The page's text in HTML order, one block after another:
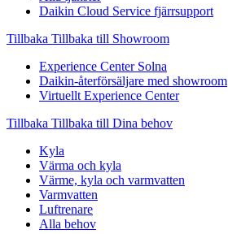
Daikin Cloud Service fjärrsupport
Tillbaka Tillbaka till Showroom
Experience Center Solna
Daikin-återförsäljare med showroom
Virtuellt Experience Center
Tillbaka Tillbaka till Dina behov
Kyla
Värma och kyla
Värme, kyla och varmvatten
Varmvatten
Luftrenare
Alla behov